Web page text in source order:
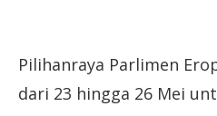
Pilihanraya Parlimen
dari 23 hingga 26 Mei